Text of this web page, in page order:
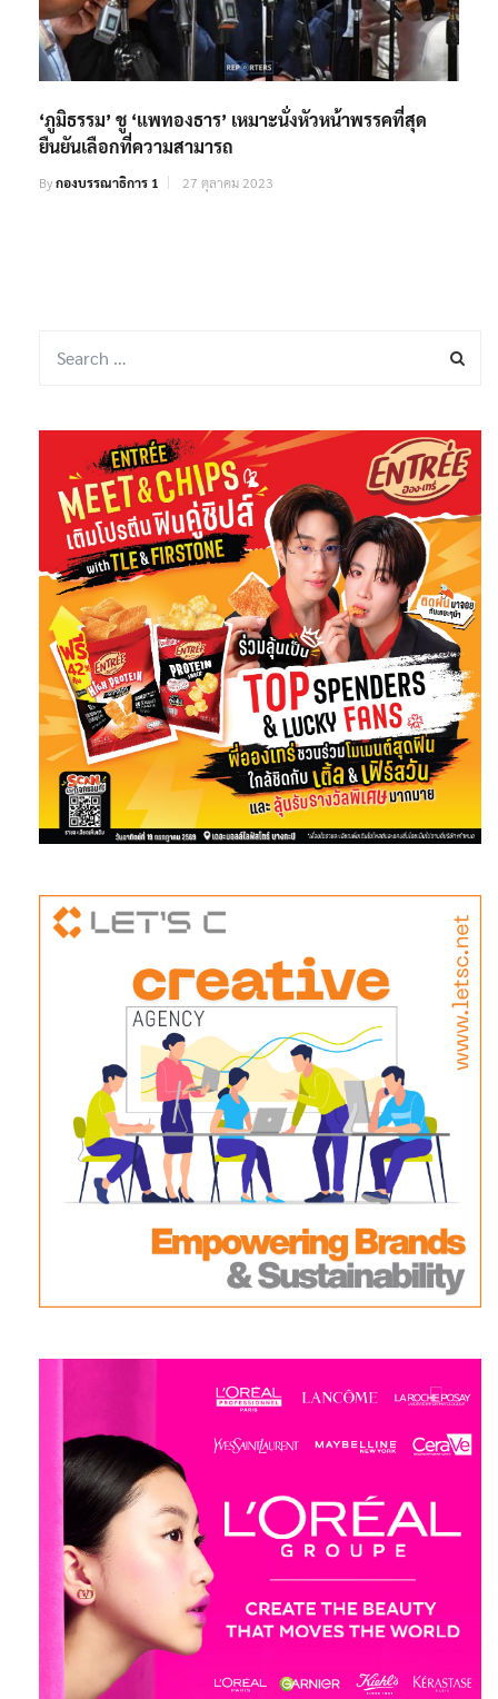
‘ภูมิธรรม’ ชู ‘แพทองธาร’ เหมาะนั่งหัวหน้าพรรคที่สุด
ยืนยันเลือกที่ความสามารถ
Byกองบรรณาธิการ 1 27 ตุลาคม 2023